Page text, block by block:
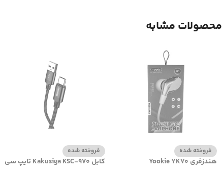
محصولات مشابه
فروخته شده
هندزفری Yookie YK70
فروخته شده
کابل Kakusiga KSC-970 تایپ سی